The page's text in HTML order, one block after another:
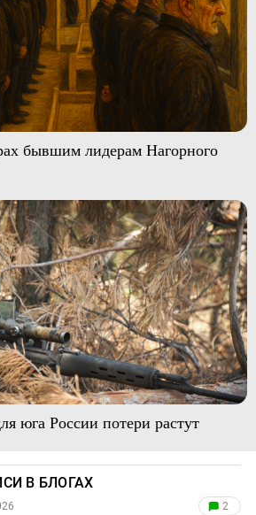
бывшим лидерам Нагорного
юга России потери растут
В БЛОГАХ
2